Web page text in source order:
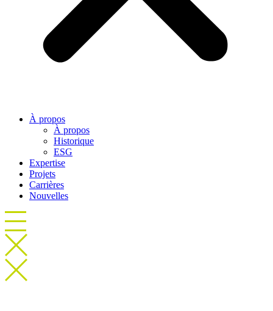
À propos
À propos
Historique
ESG
Expertise
Projets
Carrières
Nouvelles